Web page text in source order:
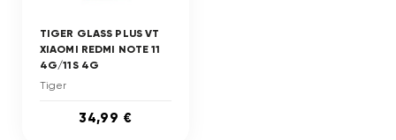
TIGER GLASS PLUS VT
XIAOMI REDMI NOTE 11
4G/11S 4G
Tiger
34,99 €